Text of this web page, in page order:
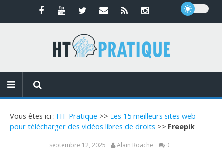
Vous êtes ici : HT Pratique >> Les 15 meilleurs sites web
pour télécharger des vidéos libres de droits >> Freepik
septembre 12, 2025 Alain Roache 0